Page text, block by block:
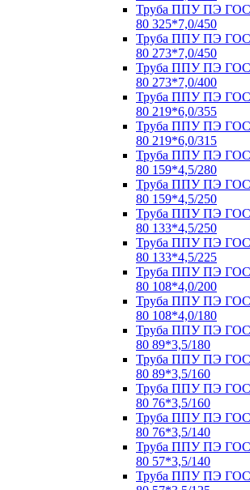
Труба ППУ ПЭ
80 325*7,0/450
Труба ППУ ПЭ
80 273*7,0/450
Труба ППУ ПЭ
80 273*7,0/400
Труба ППУ ПЭ
80 219*6,0/355
Труба ППУ ПЭ
80 219*6,0/315
Труба ППУ ПЭ
80 159*4,5/280
Труба ППУ ПЭ
80 159*4,5/250
Труба ППУ ПЭ
80 133*4,5/250
Труба ППУ ПЭ
80 133*4,5/225
Труба ППУ ПЭ
80 108*4,0/200
Труба ППУ ПЭ
80 108*4,0/180
Труба ППУ ПЭ
80 89*3,5/180
Труба ППУ ПЭ
80 89*3,5/160
Труба ППУ ПЭ
80 76*3,5/160
Труба ППУ ПЭ
80 76*3,5/140
Труба ППУ ПЭ
80 57*3,5/140
Труба ППУ ПЭ